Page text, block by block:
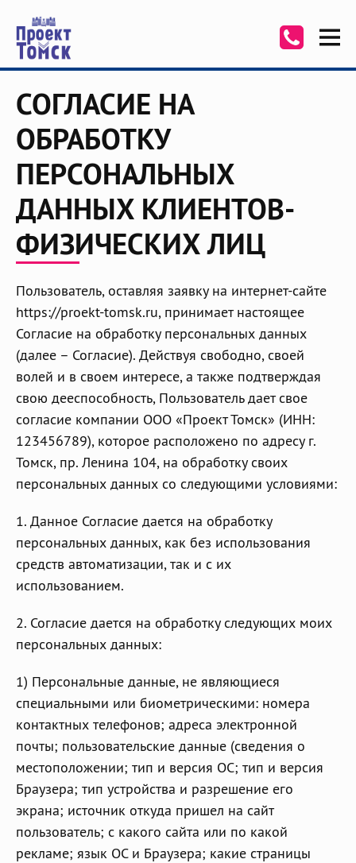
СОГЛАСИЕ НА
ОБРАБОТКУ
ПЕРСОНАЛЬНЫХ
ДАННЫХ КЛИЕНТОВ-
ФИЗИЧЕСКИХ ЛИЦ
Пользователь, оставляя заявку на интернет-сайте
https://proekt-tomsk.ru, принимает настоящее
Согласие на обработку персональных данных
(далее – Согласие). Действуя свободно, своей
волей и в своем интересе, а также подтверждая
свою дееспособность, Пользователь дает свое
согласие компании ООО «Проект Томск» (ИНН:
123456789), которое расположено по адресу г.
Томск, пр. Ленина 104, на обработку своих
персональных данных со следующими условиями:
1. Данное Согласие дается на обработку
персональных данных, как без использования
средств автоматизации, так и с их
использованием.
2. Согласие дается на обработку следующих моих
персональных данных:
1) Персональные данные, не являющиеся
специальными или биометрическими: номера
контактных телефонов; адреса электронной
почты; пользовательские данные (сведения о
местоположении; тип и версия ОС; тип и версия
Браузера; тип устройства и разрешение его
экрана; источник откуда пришел на сайт
пользователь; с какого сайта или по какой
рекламе; язык ОС и Браузера; какие страницы